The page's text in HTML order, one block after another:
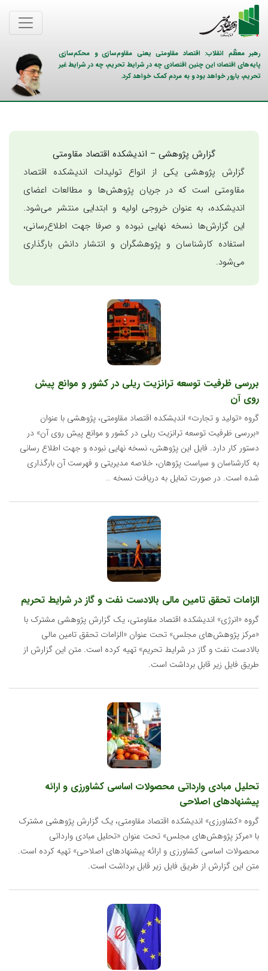
رهبر معظّم انقلاب: اقتصاد مقاومتی یعنی مقاوم‌سازی و محکم‌سازی
پایه‌های اقتصاد؛ این چنین اقتصادی چه در شرایط تحریم، چه در شرایط غیر
تحریم، بارور خواهد بود و به مردم کمک خواهد کرد.
گزارش پژوهشی – اندیشکده اقتصاد مقاومتی
گزارش پژوهشی یکی از انواع تولیدات اندیشکده اقتصاد
مقاومتی است که در جریان پژوهش‌ها و مطالعات اعضای
اندیشکده، به عنوان خروجی اولیه و ابتدایی منتشر می‌شود.
این گزارش‌ها نسخه نهایی نبوده و صرفا جهت اطلاع‌رسانی،
استفاده کارشناسان و پژوهشگران و انتشار دانش بارگذاری
می‌شود.
بررسی ظرفیت توسعه ترانزیت ریلی در کشور و موانع پیش
روی آن
گروه «تولید و تجارت» اندیشکده اقتصاد مقاومتی، پژوهشی با عنوان
«بررسی ظرفیت توسعه ترانزیت ریلی در کشور و موانع پیش روی آن» در
دستور کار دارد. فایل این پژوهش، نسخه نهایی نبوده و جهت اطلاع رسانی
به کارشناسان و سیاست پژوهان، خلاصه مدیریتی و فهرست آن بارگذاری
شده است. در صورت تمایل به دریافت نسخه …
الزامات تحقق تامین مالی بالادست نفت و گاز در شرایط تحریم
گروه «انرژی» اندیشکده اقتصاد مقاومتی، یک گزارش پژوهشی مشترک با
«مرکز پژوهش‌های مجلس» تحت عنوان «الزامات تحقق تامین مالی
بالادست نفت و گاز در شرایط تحریم» تهیه کرده است. متن این گزارش از
طریق فایل زیر قابل برداشت است.
تحلیل مبادی وارداتی محصولات اساسی کشاورزی و ارائه
پیشنهادهای اصلاحی
گروه «کشاورزی» اندیشکده اقتصاد مقاومتی، یک گزارش پژوهشی مشترک
با «مرکز پژوهش‌های مجلس» تحت عنوان «تحلیل مبادی وارداتی
محصولات اساسی کشاورزی و ارائه پیشنهادهای اصلاحی» تهیه کرده است.
متن این گزارش از طریق فایل زیر قابل برداشت است.